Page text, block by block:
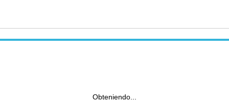
Obteniendo...